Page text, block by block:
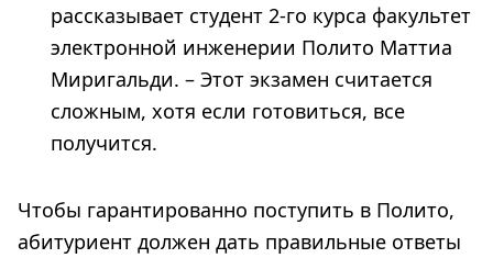
рассказывает студент 2-го курса факультет
электронной инженерии Полито Маттиа
Миригальди. – Этот экзамен считается
сложным, хотя если готовиться, все
получится.
Чтобы гарантированно поступить в Полито,
абитуриент должен дать правильные ответы